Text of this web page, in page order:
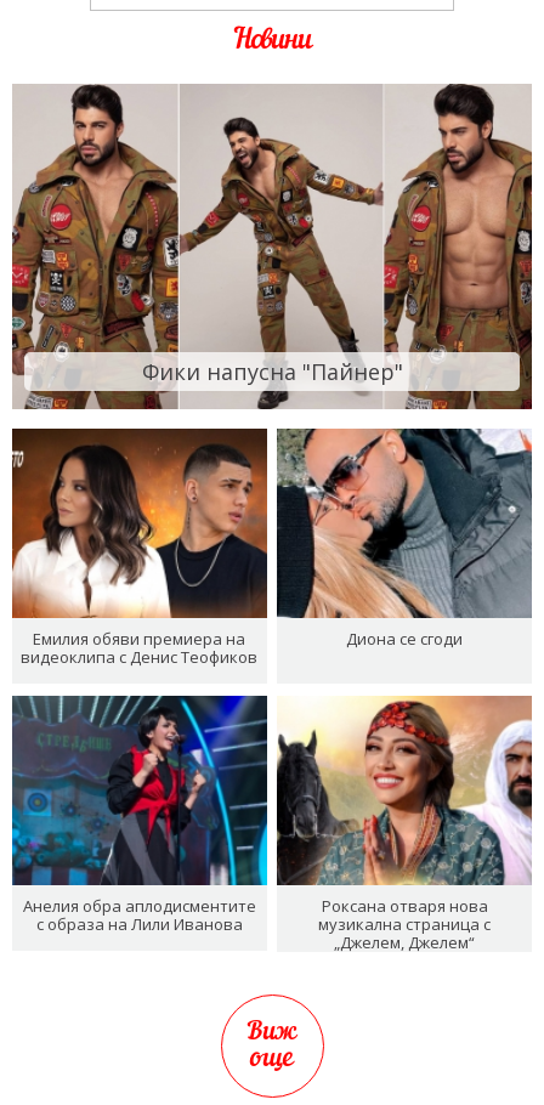
Новини
Фики напусна "Пайнер"
Емилия обяви премиера на
видеоклипа с Денис Теофиков
Диона се сгоди
Анелия обра аплодисментите
с образа на Лили Иванова
Роксана отваря нова
музикална страница с
„Джелем, Джелем“
Виж
още